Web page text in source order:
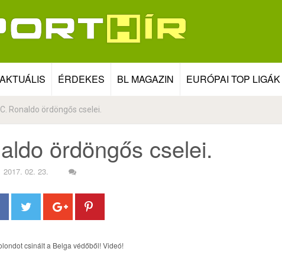
AKTUÁLIS ÉRDEKES BL MAGAZIN EURÓPAI TOP LIGÁK
C. Ronaldo ördöngős cselei.
ördöngős cselei.
2017. 02. 23.
csinált a Belga védőből! Videó!